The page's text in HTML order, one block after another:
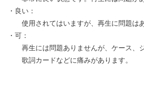
・良い：
使用されてはいますが、再生に問題はあ
・可：
再生には問題ありませんが、ケース、ジ
歌詞カードなどに痛みがあります。